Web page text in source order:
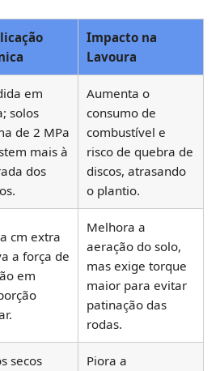
Impacto na
Lavoura
em
solos
de 2 MPa
mais à
dos
Aumenta o
consumo de
combustível e
risco de quebra de
discos, atrasando
o plantio.
cm extra
a força de
em
Melhora a
aeração do solo,
mas exige torque
maior para evitar
patinação das
rodas.
secos
Piora a